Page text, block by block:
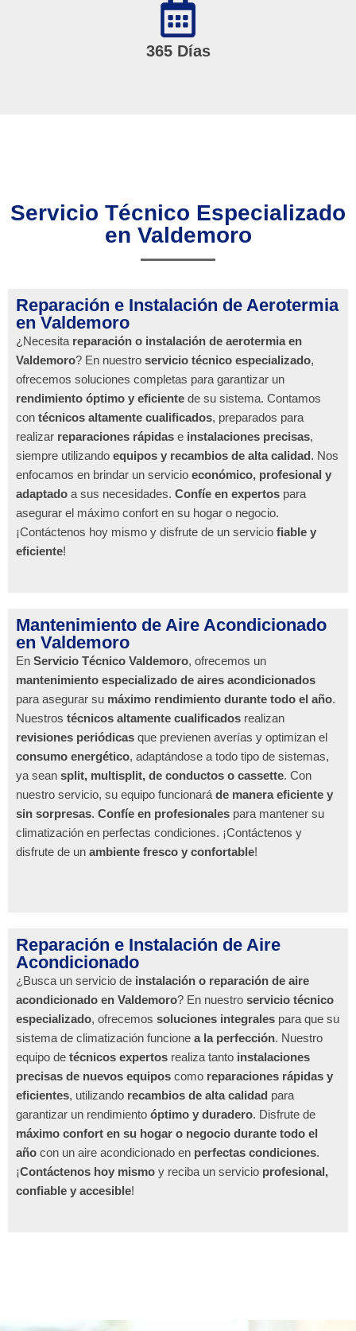
365 Días
Servicio Técnico Especializado
en Valdemoro
Reparación e Instalación de Aerotermia
en Valdemoro
¿Necesita reparación o instalación de aerotermia en
Valdemoro? En nuestro servicio técnico especializado,
ofrecemos soluciones completas para garantizar un
rendimiento óptimo y eficiente de su sistema. Contamos
con técnicos altamente cualificados, preparados para
realizar reparaciones rápidas e instalaciones precisas,
siempre utilizando equipos y recambios de alta calidad. Nos
enfocamos en brindar un servicio económico, profesional y
adaptado a sus necesidades. Confíe en expertos para
asegurar el máximo confort en su hogar o negocio.
¡Contáctenos hoy mismo y disfrute de un servicio fiable y
eficiente!
Mantenimiento de Aire Acondicionado
en Valdemoro
En Servicio Técnico Valdemoro, ofrecemos un
mantenimiento especializado de aires acondicionados
para asegurar su máximo rendimiento durante todo el año.
Nuestros técnicos altamente cualificados realizan
revisiones periódicas que previenen averías y optimizan el
consumo energético, adaptándose a todo tipo de sistemas,
ya sean split, multisplit, de conductos o cassette. Con
nuestro servicio, su equipo funcionará de manera eficiente y
sin sorpresas. Confíe en profesionales para mantener su
climatización en perfectas condiciones. ¡Contáctenos y
disfrute de un ambiente fresco y confortable!
Reparación e Instalación de Aire
Acondicionado
¿Busca un servicio de instalación o reparación de aire
acondicionado en Valdemoro? En nuestro servicio técnico
especializado, ofrecemos soluciones integrales para que su
sistema de climatización funcione a la perfección. Nuestro
equipo de técnicos expertos realiza tanto instalaciones
precisas de nuevos equipos como reparaciones rápidas y
eficientes, utilizando recambios de alta calidad para
garantizar un rendimiento óptimo y duradero. Disfrute de
máximo confort en su hogar o negocio durante todo el
año con un aire acondicionado en perfectas condiciones.
¡Contáctenos hoy mismo y reciba un servicio profesional,
confiable y accesible!